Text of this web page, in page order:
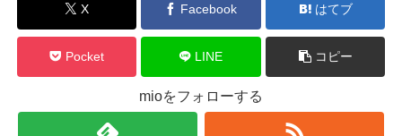
X Facebook はてブ
Pocket LINE コピー
mioをフォローする